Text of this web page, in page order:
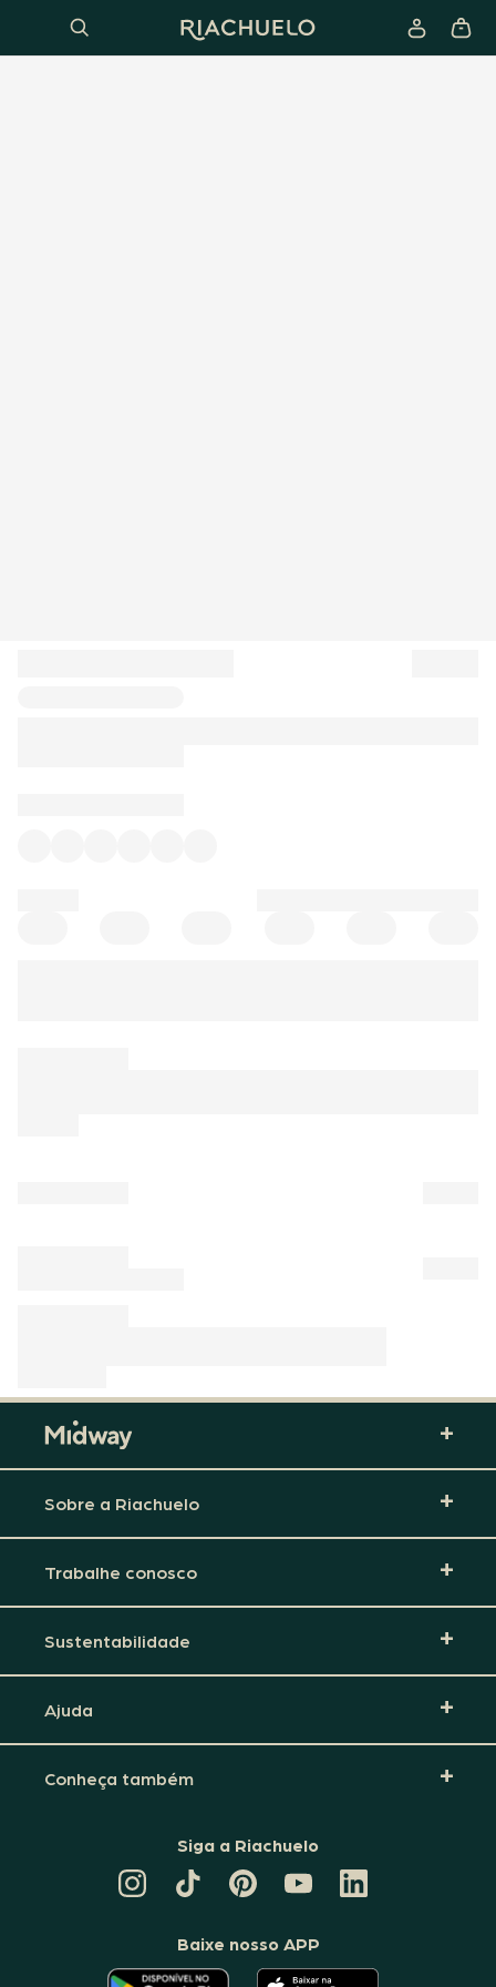
Sobre a Riachuelo
Trabalhe conosco
Sustentabilidade
Ajuda
Conheça também
Siga a Riachuelo
TIKTOK
DA
PINTEREST
DA
CANAL
DA
RIACHUELO
LINKEDIN
DA
Baixe nosso APP
O O